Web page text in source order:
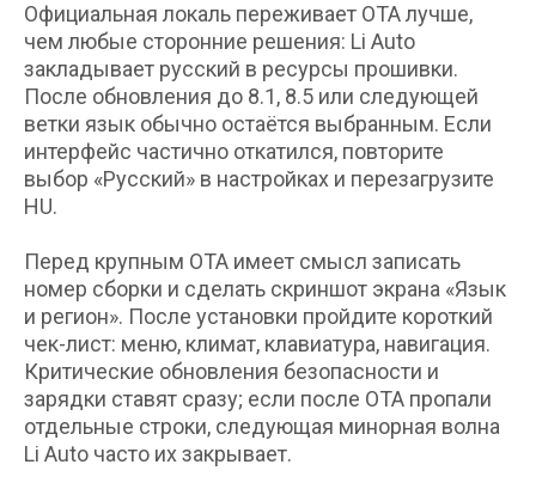
Официальная локаль переживает OTA лучше,
чем любые сторонние решения: Li Auto
закладывает русский в ресурсы прошивки.
После обновления до 8.1, 8.5 или следующей
ветки язык обычно остаётся выбранным. Если
интерфейс частично откатился, повторите
выбор «Русский» в настройках и перезагрузите
HU.
Перед крупным OTA имеет смысл записать
номер сборки и сделать скриншот экрана «Язык
и регион». После установки пройдите короткий
чек-лист: меню, климат, клавиатура, навигация.
Критические обновления безопасности и
зарядки ставят сразу; если после OTA пропали
отдельные строки, следующая минорная волна
Li Auto часто их закрывает.